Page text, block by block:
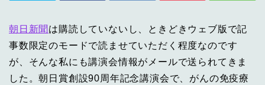
朝日新聞 は購読していないし、ときどきウェブ版で記
事数限定のモードで読ませていただく程度なのです
が、そんな私にも講演会情報がメールで送られてきま
した。朝日賞創設90周年記念講演会で、がんの免疫療